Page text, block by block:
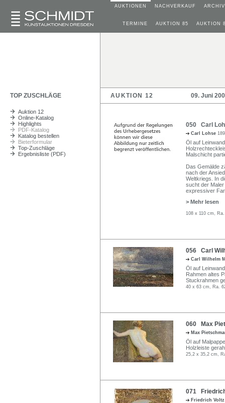
AUKTIONEN NACHVERKAUF ARCHIV
TERMINE AUKTION 85 AUKTION
TOP ZUSCHLÄGE AUKTION 12 09. Juni
Auktion 12
Online-Katalog
Highlights
PDF-Katalog
Katalog bestellen
Bieterformular
Top-Zuschläge
Ergebnisliste (PDF)
050 Carl
Carl Lohse
Öl auf
Malschicht
Das Gemälde
nach der
Weltkriegs. In
sucht der Maler
expressiver
> Mehr lesen
108 x 110 cm,
056 Carl
Carl Wilhelm
Öl auf
Rahmen altes
Stuckrahmen
40 x 63 cm, Ra.
060 Max
Max
Öl auf
Holzleiste
25,2 x 35,2 cm,
071
Friedrich